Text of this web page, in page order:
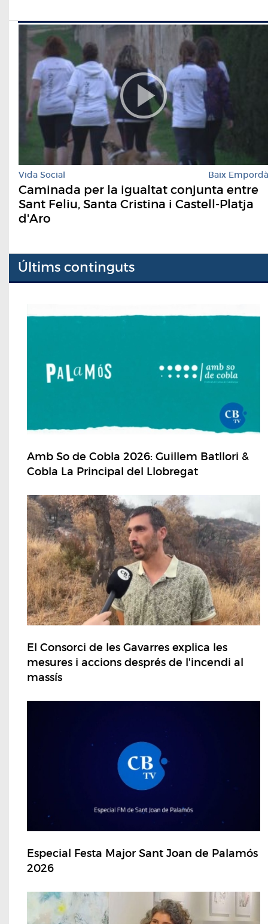
Vida Social Baix Empordà
Caminada per la igualtat conjunta entre
Sant Feliu, Santa Cristina i Castell-Platja
d'Aro
Últims continguts
Amb So de Cobla 2026: Guillem Batllori &
Cobla La Principal del Llobregat
El Consorci de les Gavarres explica les
mesures i accions després de l'incendi al
massís
Especial Festa Major Sant Joan de Palamós
2026